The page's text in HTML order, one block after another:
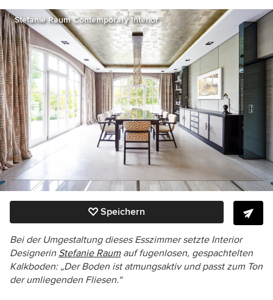
Stefanie Raum Contemporary Interior
Speichern
Bei der Umgestaltung dieses Esszimmer setzte Interior
Designerin Stefanie Raumauf fugenlosen, gespachtelten
Kalkboden: „Der Boden ist atmungsaktiv undpasst zum Ton
der umliegenden Fliesen.“